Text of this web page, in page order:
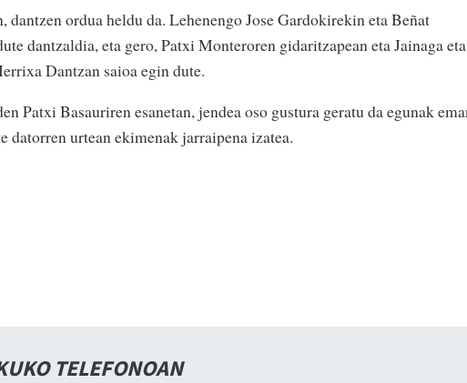
dantzen ordua heldu da. Lehenengo Jose Gardokirekin eta Beñat
dantzaldia, eta gero, Patxi Monteroren gidaritzapean eta Jainaga eta
Dantzan saioa egin dute.
Patxi Basauriren esanetan, jendea oso gustura geratu da egunak
datorren urtean ekimenak jarraipena izatea.
TELEFONOAN